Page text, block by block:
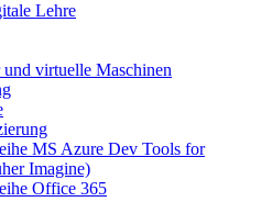
Lehre
und virtuelle Maschinen
MS Azure Dev Tools for
Imagine)
Office 365